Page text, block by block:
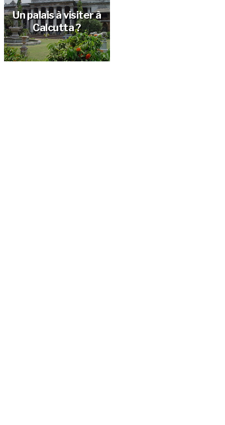
Un palais à visiter à
Calcutta ?